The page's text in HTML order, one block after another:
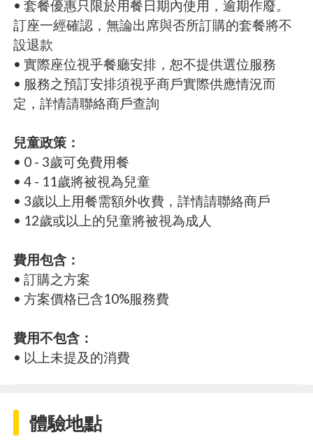
• 套餐優惠只限於用餐日期內使用，逾期作廢。
訂座一經確認，無論出席與否所訂購的套餐將不
設退款
• 實際座位視乎餐廳安排，恕不提供選位服務
• 服務之預訂安排須視乎商戶實際供應情況而
定，詳情請聯絡商戶查詢
兒童政策：
• 0 - 3歲可免費用餐
• 4 - 11歲將被視為兒童
• 3歲以上用餐需額外收費，詳情請聯絡商戶
• 12歲或以上的兒童將被視為成人
費用包含：
• 訂購之方案
• 方案價格已含10%服務費
費用不包含：
• 以上未提及的消費
體驗地點